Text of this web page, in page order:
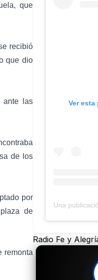
, que
recibió
que dio
ante las
de los
por
de
remonta
Ver
Radio Fe y